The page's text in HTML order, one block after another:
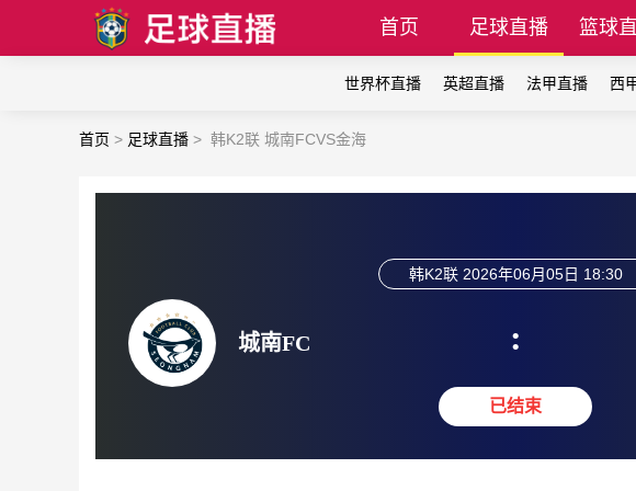
首页 足球直播 篮球
世界杯直播 英超直播 法甲直播 西
首页 > 足球直播 > 韩K2联 城南FCVS金海
城南FC
韩K2联 2026年06月05日 18:30
:
已结束